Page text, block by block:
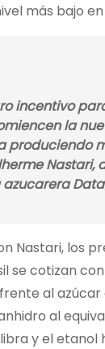
más bajo
incentivo
la
produciendo
Nastari,
Nastari, los
se cotizan
al azúcar
al
y el etanol